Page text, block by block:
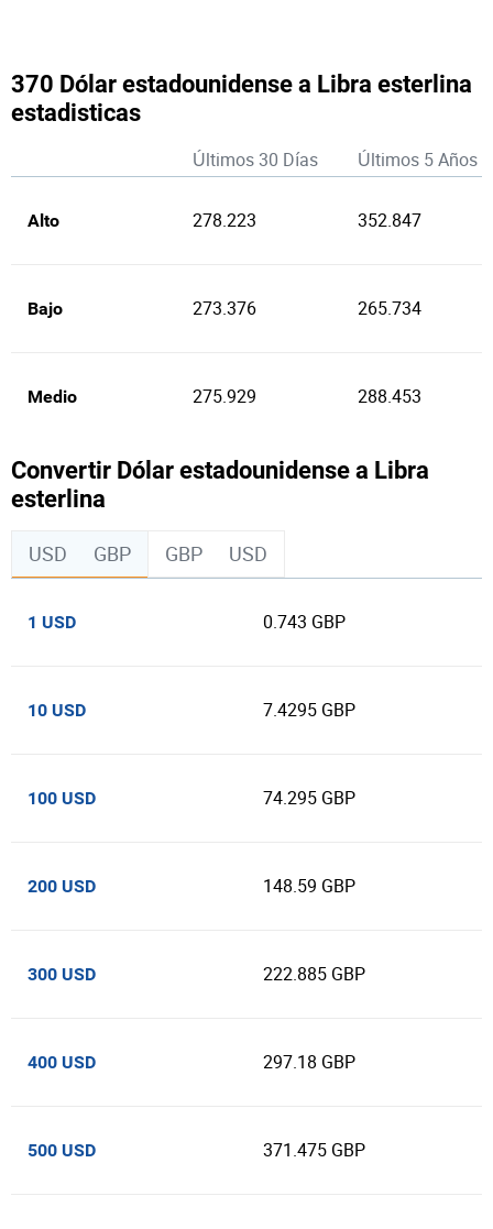
370 Dólar estadounidense a Libra esterlina
estadisticas
Últimos 30 Días Últimos 5 Años
Alto 278.223 352.847
Bajo 273.376 265.734
Medio 275.929 288.453
Convertir Dólar estadounidense a Libra
esterlina
USD GBP GBP USD
1 USD 0.743 GBP
10 USD 7.4295 GBP
100 USD 74.295 GBP
200 USD 148.59 GBP
300 USD 222.885 GBP
400 USD 297.18 GBP
500 USD 371.475 GBP